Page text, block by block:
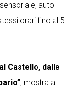
auto-
orari fino al 5
al Castello, dalle
, mostra a